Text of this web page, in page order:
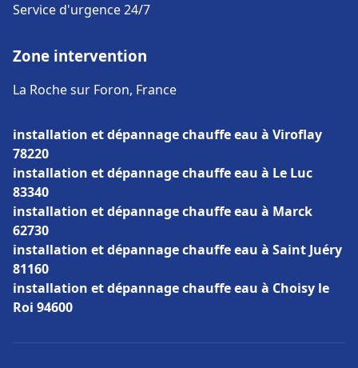
Service d'urgence 24/7
Zone intervention
La Roche sur Foron, France
installation et dépannage chauffe eau à Viroflay
78220
installation et dépannage chauffe eau à Le Luc
83340
installation et dépannage chauffe eau à Marck
62730
installation et dépannage chauffe eau à Saint Juéry
81160
installation et dépannage chauffe eau à Choisy le
Roi 94600